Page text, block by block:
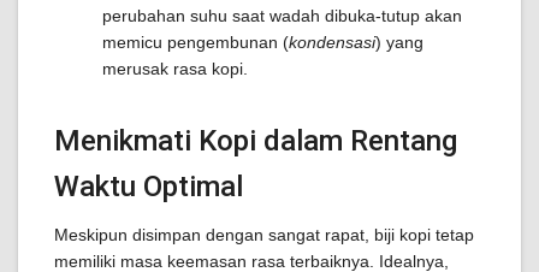
perubahan suhu saat wadah dibuka-tutup akan
memicu pengembunan (kondensasi) yang
merusak rasa kopi.
Menikmati Kopi dalam Rentang
Waktu Optimal
Meskipun disimpan dengan sangat rapat, biji kopi tetap
memiliki masa keemasan rasa terbaiknya. Idealnya,